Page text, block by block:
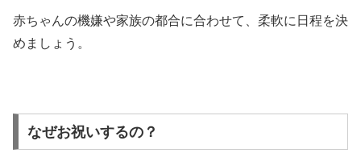
赤ちゃんの機嫌や家族の都合に合わせて、柔軟に日程を決
めましょう。
なぜお祝いするの？